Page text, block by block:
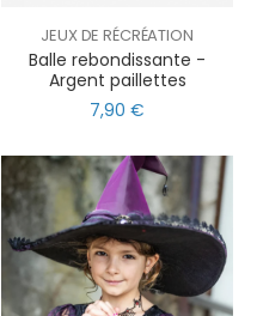
JEUX DE RÉCRÉATION
Balle rebondissante -
Argent paillettes
7,90 €